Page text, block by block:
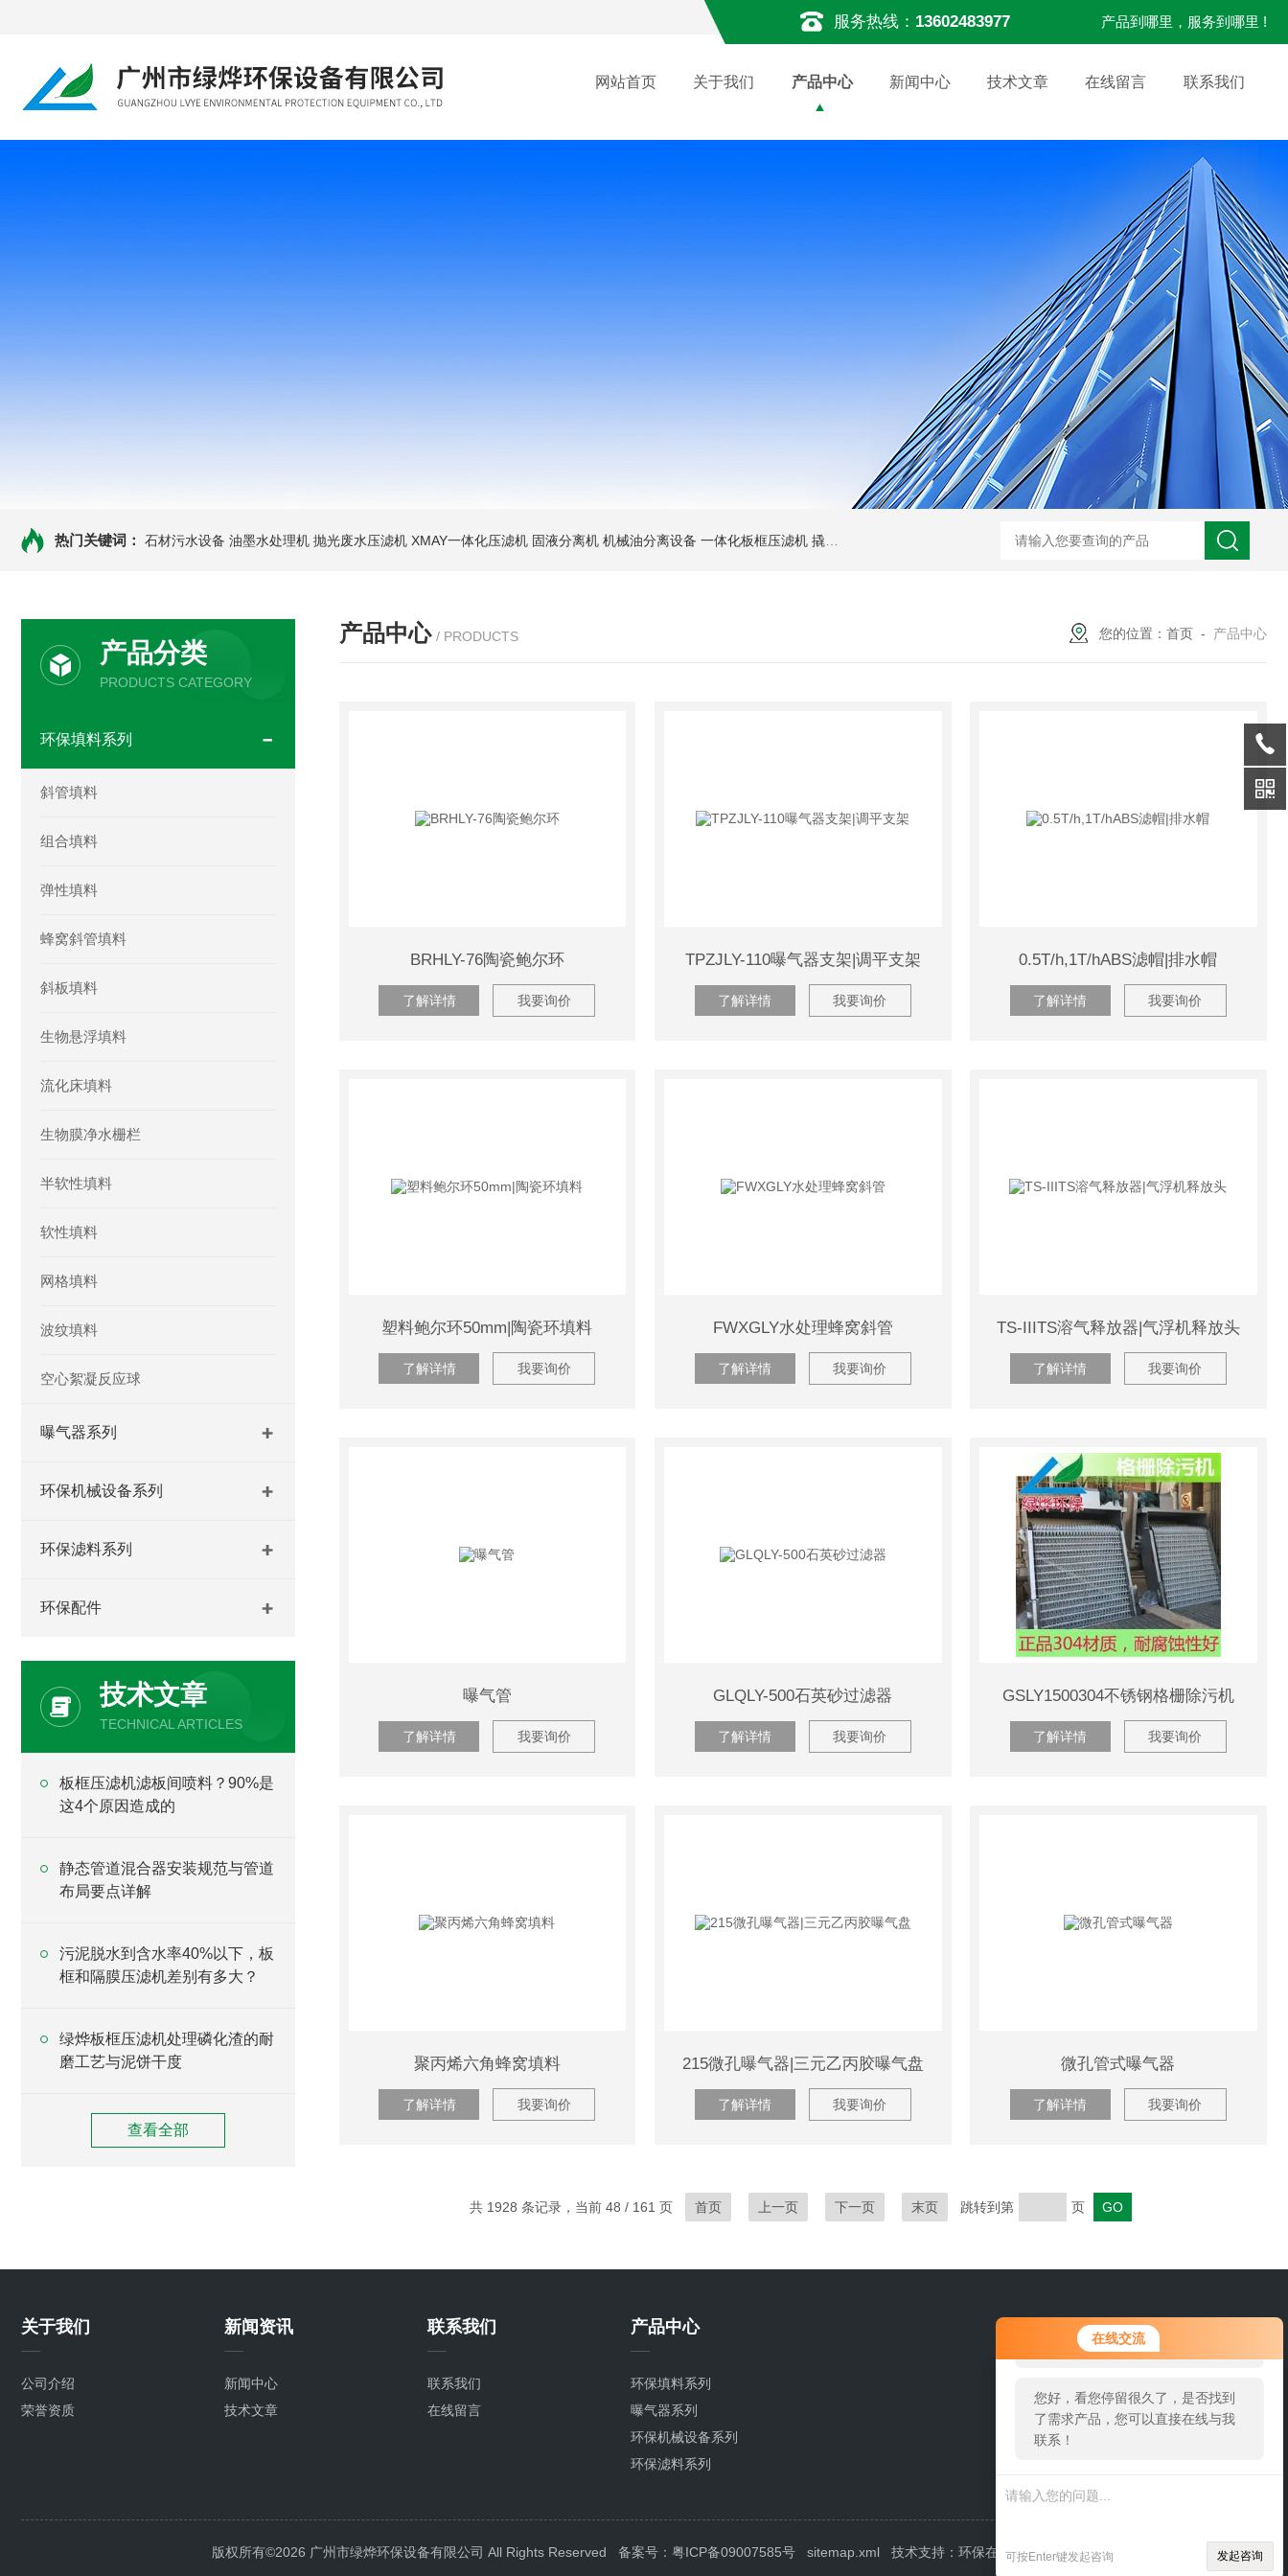
在线交流
您好！欢迎前来咨询，很高兴为您
服务，请问您要咨询什么问题呢？
您好，看您停留很久了，是否找到
了需求产品，您可以直接在线与我
联系！
可按Enter键发起咨询 发起咨询
服务热线： 13602483977 产品到哪里，服务到哪里 !
网站首页 关于我们 产品中心 新闻中心 技术文章 在线留言 联系我们
热门关键词： 石材污水设备 油墨水处理机 抛光废水压滤机 XMAY一体化压滤机 固液分离机 机械油分离设备 一体化板框压滤机 撬装脱水机 厢式压泥机 XMAY油墨过滤 玻璃污泥 电镀废水压滤一体机 GSLY-
产品分类
PRODUCTS CATEGORY
环保填料系列
斜管填料
组合填料
弹性填料
蜂窝斜管填料
斜板填料
生物悬浮填料
流化床填料
生物膜净水栅栏
半软性填料
软性填料
网格填料
波纹填料
空心絮凝反应球
曝气器系列
环保机械设备系列
环保滤料系列
环保配件
技术文章
TECHNICAL ARTICLES
板框压滤机滤板间喷料？90%是
这4个原因造成的
静态管道混合器安装规范与管道
布局要点详解
污泥脱水到含水率40%以下，板
框和隔膜压滤机差别有多大？
绿烨板框压滤机处理磷化渣的耐
磨工艺与泥饼干度
查看全部
产品中心 / PRODUCTS 您的位置： 首页 - 产品中心
BRHLY-76陶瓷鲍尔环
了解详情 我要询价
TPZJLY-110曝气器支架|调平支架
了解详情 我要询价
0.5T/h,1T/hABS滤帽|排水帽
了解详情 我要询价
塑料鲍尔环50mm|陶瓷环填料
了解详情 我要询价
FWXGLY水处理蜂窝斜管
了解详情 我要询价
TS-IIITS溶气释放器|气浮机释放头
了解详情 我要询价
曝气管
了解详情 我要询价
GLQLY-500石英砂过滤器
了解详情 我要询价
GSLY1500304不锈钢格栅除污机
了解详情 我要询价
聚丙烯六角蜂窝填料
了解详情 我要询价
215微孔曝气器|三元乙丙胶曝气盘
了解详情 我要询价
微孔管式曝气器
了解详情 我要询价
共 1928 条记录，当前 48 / 161 页 首页 上一页 下一页 末页 跳转到第 页
关于我们
公司介绍
荣誉资质
新闻资讯
新闻中心
技术文章
联系我们
联系我们
在线留言
产品中心
环保填料系列
曝气器系列
环保机械设备系列
环保滤料系列
020-87271885
版权所有©2026 广州市绿烨环保设备有限公司 All Rights Reserved 备案号：粤ICP备09007585号 sitemap.xml技术支持： 环保在线 管理登陆